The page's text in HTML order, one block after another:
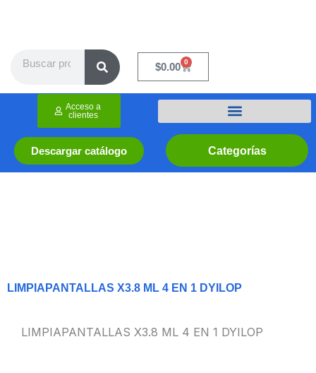
$0.00 0
Cart
Categorías
Descargar catálogo
Acceso a
clientes
LIMPIAPANTALLAS X3.8 ML 4 EN 1 DYILOP
LIMPIAPANTALLAS X3.8 ML 4 EN 1 DYILOP